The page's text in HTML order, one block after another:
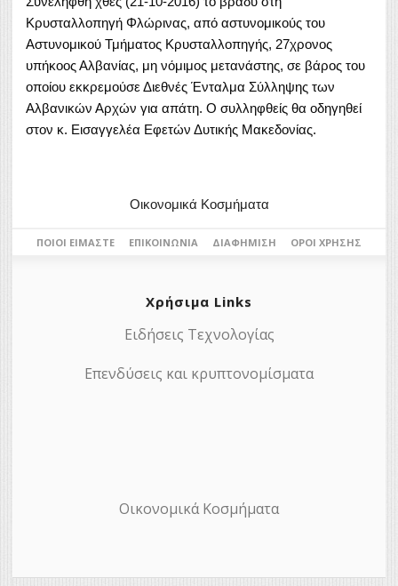
Κρυσταλλοπηγή Φλώρινας, από αστυνομικούς του
Αστυνομικού Τμήματος Κρυσταλλοπηγής, 27χρονος
υπήκοος Αλβανίας, μη νόμιμος μετανάστης, σε βάρος του
οποίου εκκρεμούσε Διεθνές Ένταλμα Σύλληψης των
Αλβανικών Αρχών για απάτη. Ο συλληφθείς θα οδηγηθεί
στον κ. Εισαγγελέα Εφετών Δυτικής Μακεδονίας.
Οικονομικά Κοσμήματα
ΠΟΙΟΙ ΕΊΜΑΣΤΕ ΕΠΙΚΟΙΝΩΝΊΑ ΔΙΑΦΉΜΙΣΗ ΌΡΟΙ ΧΡΉΣΗΣ
Χρήσιμα Links
Ειδήσεις Τεχνολογίας
Επενδύσεις και κρυπτονομίσματα
Οικονομικά Κοσμήματα